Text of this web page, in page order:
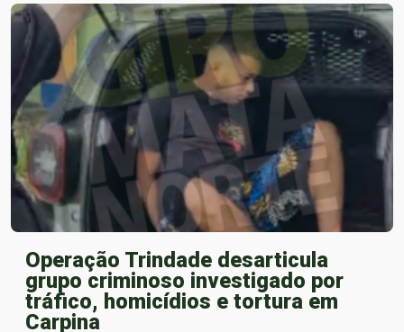
Operação Trindade desarticula
grupo criminoso investigado por
tráfico, homicídios e tortura em
Carpina